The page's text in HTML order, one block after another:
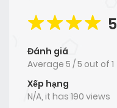
5
Đánh giá
Average 5 /5 out of 1
Xếp hạng
N/A, it has 190 views